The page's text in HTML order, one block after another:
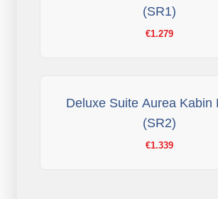
(SR1)
€1.279
Deluxe Suite Aurea Kabin
(SR2)
€1.339